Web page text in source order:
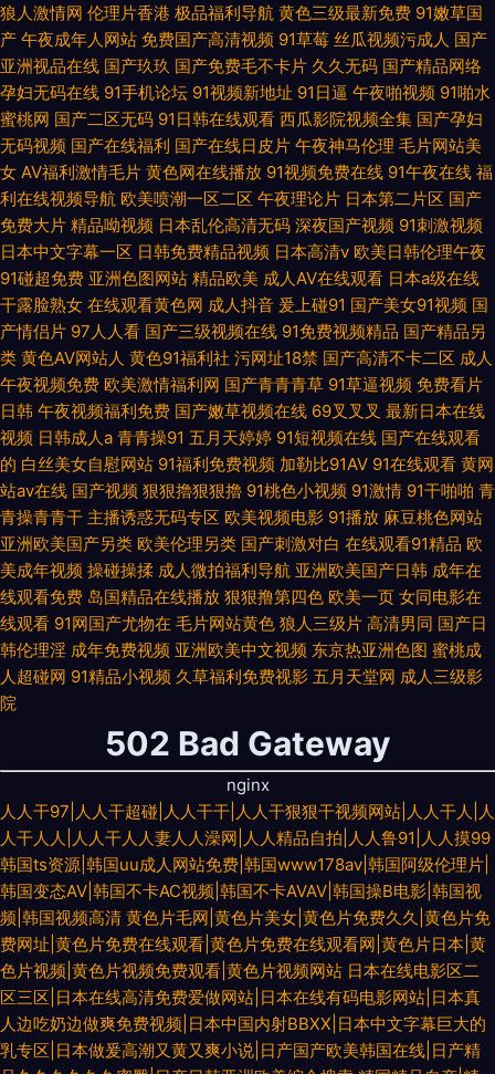
狼人激情网 伦理片香港 极品福利导航 黄色三级最新免费 91嫩草国
产 午夜成年人网站 免费国产高清视频 91草莓 丝瓜视频污成人 国产
亚洲视品在线 国产玖玖 国产免费毛不卡片 久久无码 国产精品网络
孕妇无码在线 91手机论坛 91视频新地址 91日逼 午夜啪视频 91啪水
蜜桃网 国产二区无码 91日韩在线观看 西瓜影院视频全集 国产孕妇
无码视频 国产在线福利 国产在线日皮片 午夜神马伦理 毛片网站美
女 AV福利激情毛片 黄色网在线播放 91视频免费在线 91午夜在线 福
利在线视频导航 欧美喷潮一区二区 午夜理论片 日本第二片区 国产
免费大片 精品呦视频 日本乱伦高清无码 深夜国产视频 91刺激视频
日本中文字幕一区 日韩免费精品视频 日本高清v 欧美日韩伦理午夜
91碰超免费 亚洲色图网站 精品欧美 成人AV在线观看 日本a级在线
干露脸熟女 在线观看黄色网 成人抖音 爰上碰91 国产美女91视频 国
产情侣片 97人人看 国产三级视频在线 91免费视频精品 国产精品另
类 黄色AV网站人 黄色91福利社 污网址18禁 国产高清不卡二区 成人
午夜视频免费 欧美激情福利网 国产青青青草 91草逼视频 免费看片
日韩 午夜视频福利免费 国产嫩草视频在线 69叉叉叉 最新日本在线
视频 日韩成人a 青青操91 五月天婷婷 91短视频在线 国产在线观看
的 白丝美女自慰网站 91福利免费视频 加勒比91AV 91在线观看 黄网
站av在线 国产视频 狠狠擼狠狠擼 91桃色小视频 91激情 91干啪啪 青
青操青青干 主播诱惑无码专区 欧美视频电影 91播放 麻豆桃色网站
亚洲欧美国产另类 欧美伦理另类 国产刺激对白 在线观看91精品 欧
美成年视频 操碰操揉 成人微拍福利导航 亚洲欧美国产日韩 成年在
线观看免费 岛国精品在线播放 狠狠撸第四色 欧美一页 女同电影在
线观看 91网国产尤物在 毛片网站黄色 狼人三级片 高清男同 国产日
韩伦理淫 成年免费视频 亚洲欧美中文视频 东京热亚洲色图 蜜桃成
人超碰网 91精品小视频 久草福利免费视影 五月天堂网 成人三级影
院
502 Bad Gateway
nginx
人人干97|人人干超碰|人人干干|人人干狠狠干视频网站|人人干人|人
人干人人|人人干人人妻人人澡网|人人精品自拍|人人鲁91|人人摸99
韩国ts资源|韩国uu成人网站免费|韩国www178av|韩国阿级伦理片|
韩国变态AV|韩国不卡AC视频|韩国不卡AVAV|韩国操B电影|韩国视
频|韩国视频高清 黄色片毛网|黄色片美女|黄色片免费久久|黄色片免
费网址|黄色片免费在线观看|黄色片免费在线观看网|黄色片日本|黄
色片视频|黄色片视频免费观看|黄色片视频网站 日本在线电影区二
区三区|日本在线高清免费爱做网站|日本在线有码电影网站|日本真
人边吃奶边做爽免费视频|日本中国内射BBXX|日本中文字幕巨大的
乳专区|日本做爰高潮又黄又爽小说|日产国产欧美韩国在线|日产精